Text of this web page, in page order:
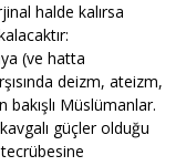
halde kalırsa
(ve hatta
deizm, ateizm,
Müslümanlar.
güçler olduğu
tecrübesine